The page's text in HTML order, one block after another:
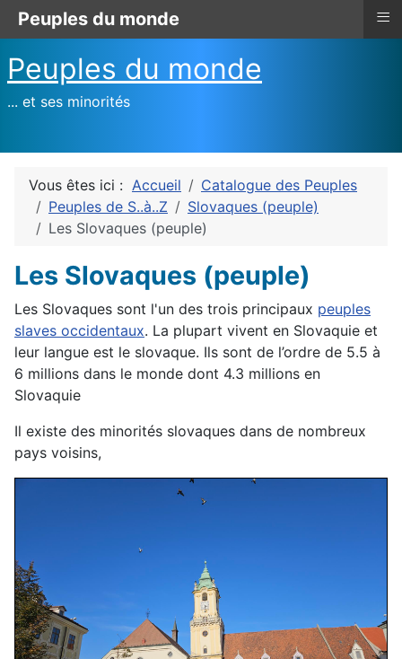
Peuples du monde
... et ses minorités
Vous êtes ici : Accueil
Catalogue des Peuples
Peuples de S..à..Z
Slovaques (peuple)
Les Slovaques (peuple)
Les Slovaques (peuple)
Les Slovaques sont l'un des trois principaux peuples
slaves occidentaux. La plupart vivent en Slovaquie et
leur langue est le slovaque. Ils sont de l’ordre de 5.5 à
6 millions dans le monde dont 4.3 millions en
Slovaquie
Il existe des minorités slovaques dans de nombreux
pays voisins,
Peuples du monde ≡